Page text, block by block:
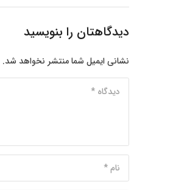
دیدگاهتان را بنویسید
نشانی ایمیل شما منتشر نخواهد شد.